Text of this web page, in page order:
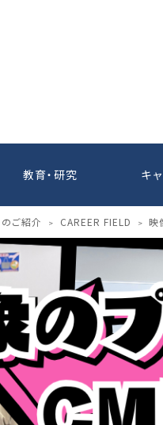
教育・研究 キ
ご紹介 > CAREER FIELD > 映